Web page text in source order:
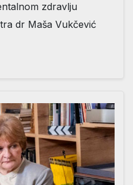
zdravlju
dr Maša Vukčević